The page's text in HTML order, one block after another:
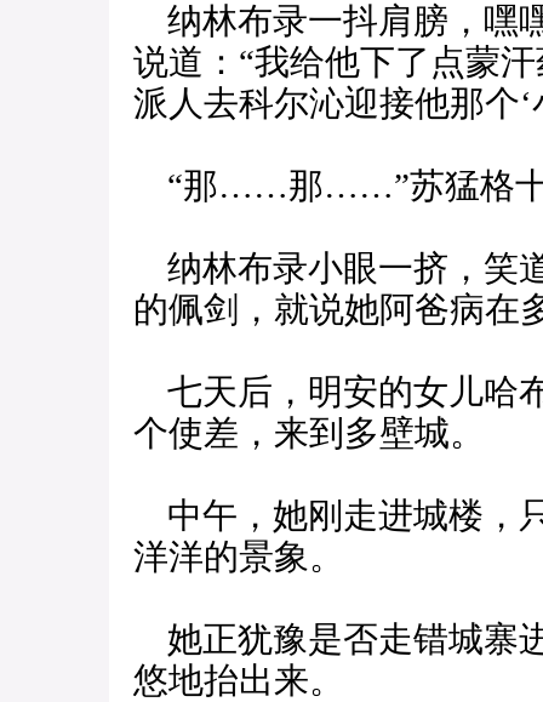
纳林布录一抖肩膀，嘿
说道：“我给他下了点蒙
派人去科尔沁迎接他那个‘
“那……那……”苏猛格十
纳林布录小眼一挤，笑
的佩剑，就说她阿爸病
七天后，明安的女儿哈
个使差，来到多壁城。
中午，她刚走进城楼，
洋洋的景象。
她正犹豫是否走错城寨
悠地抬出来。